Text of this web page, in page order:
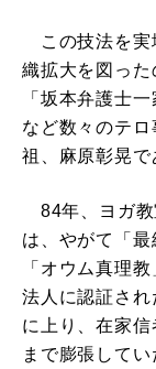
この技法を実
織拡大を図った
「坂本弁護士
など数々のテ
祖、麻原彰晃で
84年、ヨガ教
は、やがて「
「オウム真理
法人に認証され
に上り、在家
まで膨張してい